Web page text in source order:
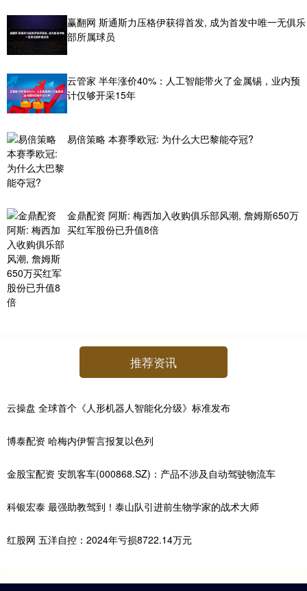
赢翻网 斯通斯力压格伊获得首发, 成为首发中唯一无俱乐
部所属球员
云管家 半年涨价40%：人工智能带火了金属锡，业内预
计仅够开采15年
易倍策略 本赛季欧冠: 为什么大巴黎能夺冠?
金鼎配资 阿斯: 梅西加入收购俱乐部风潮, 詹姆斯650万
买红军股份已升值8倍
推荐资讯
云操盘 全球首个《人形机器人智能化分级》标准发布
博泰配资 哈梅内伊誓言报复以色列
金股宝配资 安凯客车(000868.SZ)：产品不涉及自动驾驶物流车
科银宏泰 最强助教驾到！泰山队引进前生物学家的战术大师
红股网 五洋自控：2024年亏损8722.14万元